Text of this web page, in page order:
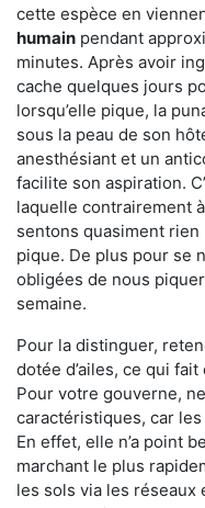
cette espèce en
humain pendant
minutes. Après avoir
cache quelques jours
lorsqu’elle pique, la
sous la peau de son
anesthésiant et un
facilite son aspiration.
laquelle contrairement
sentons quasiment rien
pique. De plus pour se
obligées de nous
semaine.
Pour la distinguer,
dotée d’ailes, ce qui
Pour votre gouverne,
caractéristiques, car
En effet, elle n’a point
marchant le plus
les sols via les réseaux